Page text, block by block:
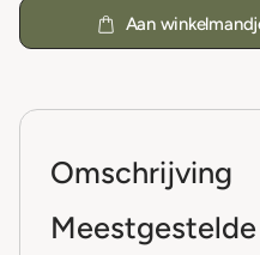
Aan
Omschrijving